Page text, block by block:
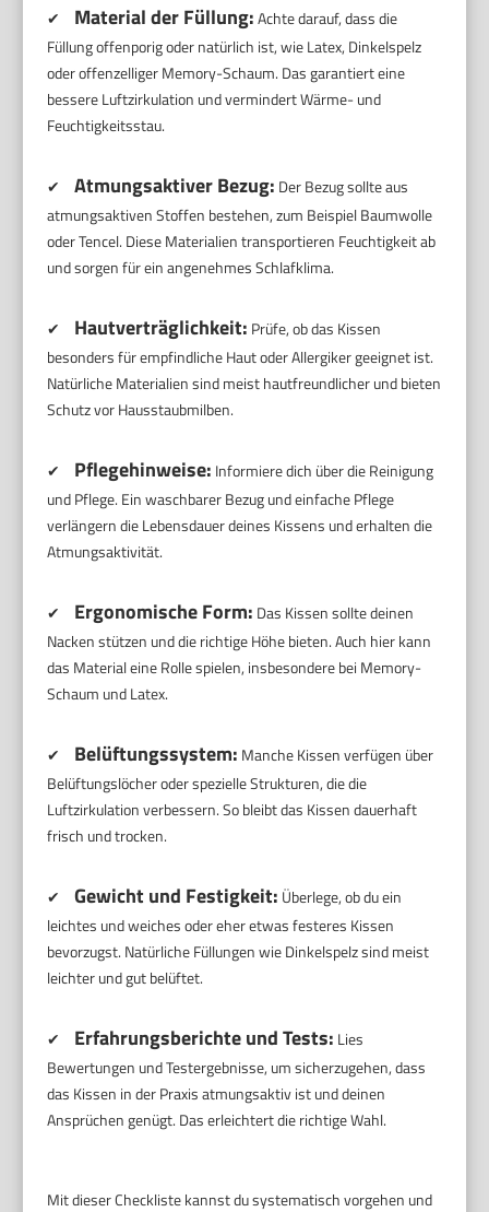
✔ Material der Füllung:Achte darauf, dass die
Füllung offenporig oder natürlich ist, wie Latex, Dinkelspelz
oder offenzelliger Memory-Schaum. Das garantiert eine
bessere Luftzirkulation und vermindert Wärme- und
Feuchtigkeitsstau.
✔ Atmungsaktiver Bezug: Der Bezug sollte aus
atmungsaktiven Stoffen bestehen, zum Beispiel Baumwolle
oder Tencel. Diese Materialien transportieren Feuchtigkeit ab
und sorgen für ein angenehmes Schlafklima.
✔ Hautverträglichkeit: Prüfe, ob das Kissen
besonders für empfindliche Haut oder Allergiker geeignet ist.
Natürliche Materialien sind meist hautfreundlicher und bieten
Schutz vor Hausstaubmilben.
✔ Pflegehinweise: Informiere dich über die Reinigung
und Pflege. Ein waschbarer Bezug und einfache Pflege
verlängern die Lebensdauer deines Kissens und erhalten die
Atmungsaktivität.
✔ Ergonomische Form: Das Kissen sollte deinen
Nacken stützen und die richtige Höhe bieten. Auch hier kann
das Material eine Rolle spielen, insbesondere bei Memory-
Schaum und Latex.
✔ Belüftungssystem: Manche Kissen verfügen über
Belüftungslöcher oder spezielle Strukturen, die die
Luftzirkulation verbessern. So bleibt das Kissen dauerhaft
frisch und trocken.
✔ Gewicht und Festigkeit: Überlege, ob du ein
leichtes und weiches oder eher etwas festeres Kissen
bevorzugst. Natürliche Füllungen wie Dinkelspelz sind meist
leichter und gut belüftet.
✔ Erfahrungsberichte und Tests: Lies
Bewertungen und Testergebnisse, um sicherzugehen, dass
das Kissen in der Praxis atmungsaktiv ist und deinen
Ansprüchen genügt. Das erleichtert die richtige Wahl.
Mit dieser Checkliste kannst du systematisch vorgehen und